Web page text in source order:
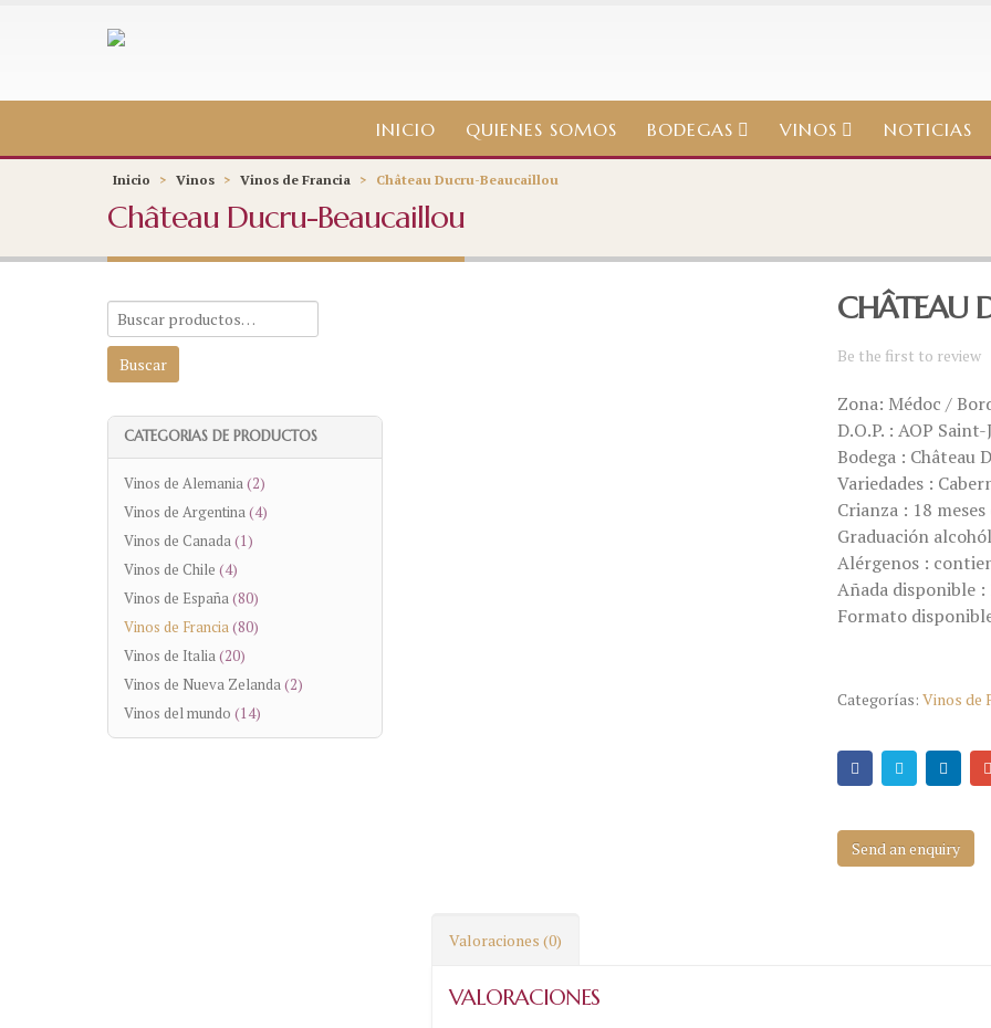
INICIO QUIENES SOMOS BODEGAS VINOS NOTICIAS
Inicio > Vinos > Vinos de Francia > Château Ducru-Beaucaillou
Château Ducru-Beaucaillou
CHÂTEAU
Be the first to review
Zona: Médoc /
D.O.P. : AOP
Bodega : Château
Variedades :
Crianza : 18
Graduación
Alérgenos :
Añada disponible :
Formato
Categorías:Vinos de
Send an enquiry
Valoraciones (0)
VALORACIONES
CATEGORIAS DE PRODUCTOS
Vinos de Alemania(2)
Vinos de Argentina(4)
Vinos de Canada(1)
Vinos de Chile (4)
Vinos de España(80)
Vinos de Francia(80)
Vinos de Italia(20)
Vinos de Nueva Zelanda(2)
Vinos del mundo (14)